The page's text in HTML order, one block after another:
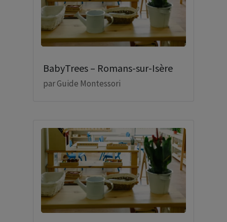
BabyTrees – Romans-sur-Isère
parGuide Montessori